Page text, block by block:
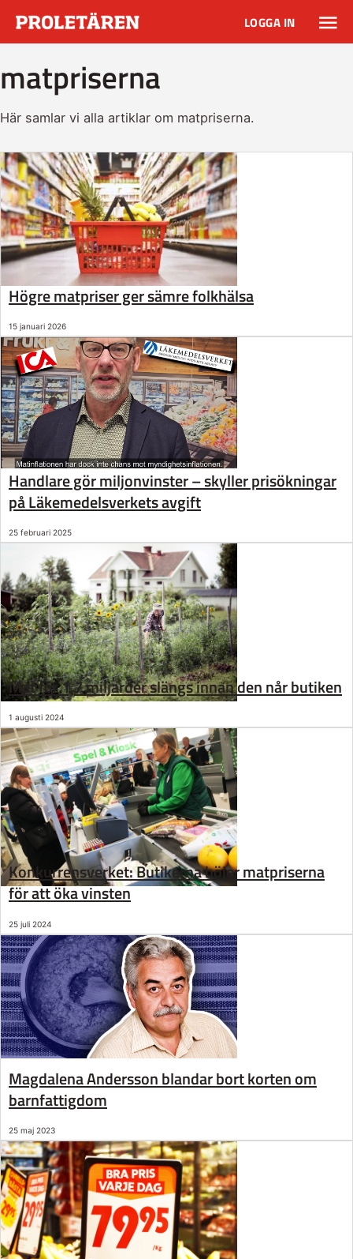
LOGGA IN
matpriserna
Här samlar vi alla artiklar om matpriserna.
Högre matpriser ger sämre folkhälsa
15 januari 2026
Handlare gör miljonvinster – skyller prisökningar
på Läkemedelsverkets avgift
25 februari 2025
Mat för 1,7 miljarder slängs innan den når butiken
1 augusti 2024
Konkurrensverket: Butikerna höjer matpriserna
för att öka vinsten
25 juli 2024
Magdalena Andersson blandar bort korten om
barnfattigdom
25 maj 2023